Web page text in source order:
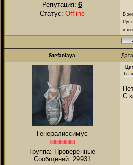
Репутация: 6
Статус: Offline
В
и
Stefaniaya
Генералиссимус
Группа: Проверенные
Сообщений: 29931
Ты
С